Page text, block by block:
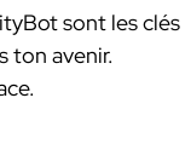
sont les clés
ton avenir.